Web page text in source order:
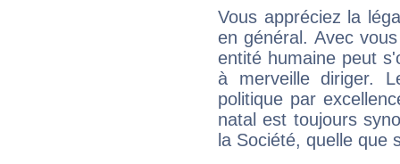
Vous appréciez la
en général. Avec
entité humaine peut
à merveille diriger.
politique par
natal est toujours
la Société, quelle que